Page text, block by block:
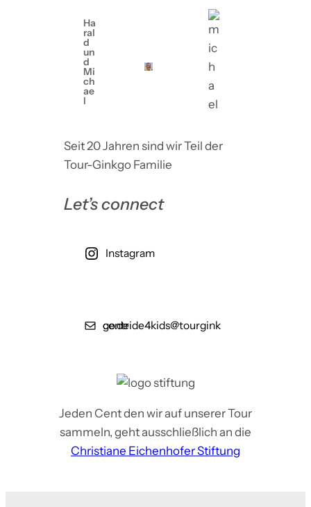
Ha
ral
d
un
d
Mi
ch
ae
l
Seit 20 Jahren sind wir Teil der
Tour-Ginkgo Familie
Let’s connect
Instagram
centride4kids@tourginkgo.de
Jeden Cent den wir auf unserer Tour
sammeln, geht ausschließlich an die
Christiane Eichenhofer Stiftung